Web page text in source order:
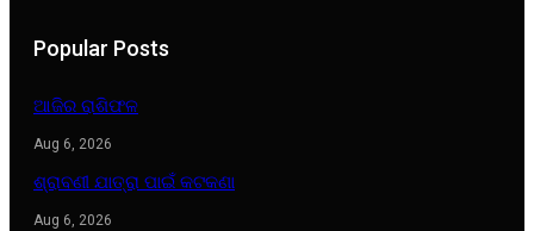
Popular Posts
ଆଜିର ରାଶିଫଳ
Aug 6, 2026
ଶ୍ରାବଣୀ ଯାତ୍ରା ପାଇଁ କଟକଣା
Aug 6, 2026